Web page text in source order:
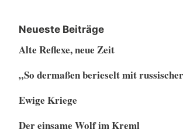
Neueste Beiträge
Alte Reflexe, neue Zeit
„So dermaßen berieselt mit
Ewige Kriege
Der einsame Wolf im Kreml